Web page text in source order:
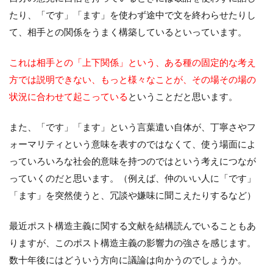
たり、「です」「ます」を使わず途中で文を終わらせたりし
て、相手との関係をうまく構築しているといっています。
これは相手との「上下関係」という、ある種の固定的な考え
方では説明できない、もっと様々なことが、その場その場の
状況に合わせて起こっている ということだと思います。
また、「です」「ます」という言葉遣い自体が、丁寧さやフ
ォーマリティという意味を表すのではなくて、使う場面によ
っていろいろな社会的意味を持つのではという考えにつなが
っていくのだと思います。（例えば、仲のいい人に「です」
「ます」を突然使うと、冗談や嫌味に聞こえたりするなど）
最近ポスト構造主義に関する文献を結構読んでいることもあ
りますが、このポスト構造主義の影響力の強さを感じます。
数十年後にはどういう方向に議論は向かうのでしょうか。